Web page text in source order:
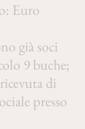
Euro
già soci
9 buche;
di
presso